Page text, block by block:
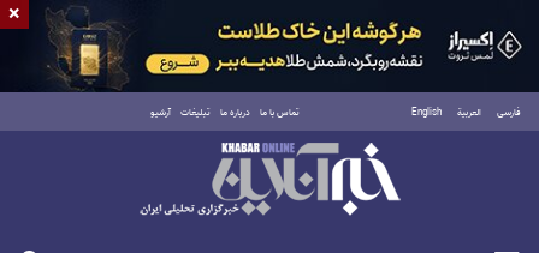
فارسی العربية English تماس با ما درباره ما تبلیغات آرشیو
جمعه ۱۶ مرداد ۱۴۰۵
×